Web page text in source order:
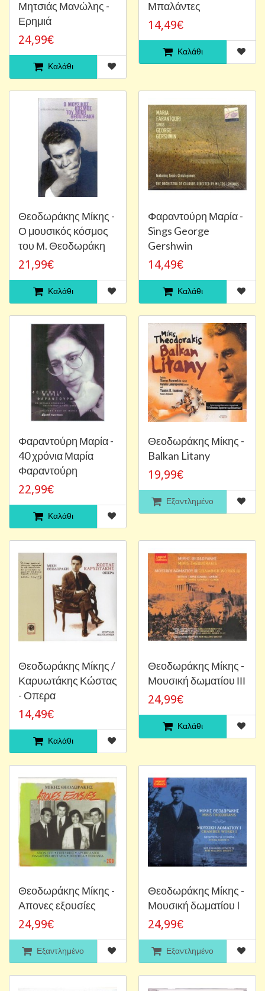
Μητσιάς Μανώλης -
Ερημιά
24,99€
Καλάθι
Μπαλάντες
14,49€
Καλάθι
Θεοδωράκης Μίκης -
Ο μουσικός κόσμος
του Μ. Θεοδωράκη
21,99€
Καλάθι
Φαραντούρη Μαρία -
Sings George
Gershwin
14,49€
Καλάθι
Φαραντούρη Μαρία -
40 χρόνια Μαρία
Φαραντούρη
22,99€
Καλάθι
Θεοδωράκης Μίκης -
Balkan Litany
19,99€
Εξαντλημένο
Θεοδωράκης Μίκης /
Καρυωτάκης Κώστας
- Οπερα
14,49€
Καλάθι
Θεοδωράκης Μίκης -
Μουσική δωματίου ΙΙΙ
24,99€
Καλάθι
Θεοδωράκης Μίκης -
Απονες εξουσίες
24,99€
Εξαντλημένο
Θεοδωράκης Μίκης -
Μουσική δωματίου I
24,99€
Εξαντλημένο